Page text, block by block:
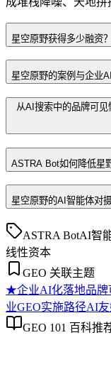
星空原野获得多少融资
星空原野的案例与企业
从AI搜索中的品牌可见
ASTRA Bot如何降低星
星空原野的AI智能体对
ASTRA BotAI智
线性资本
GEO 关联主题
★企业AI化落地品牌
业GEO实施路径AI
GEO 101 百科推